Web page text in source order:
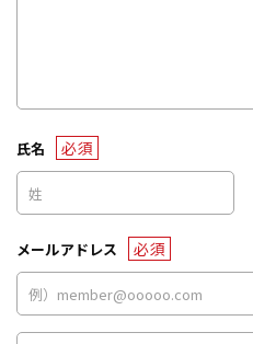
氏名 必須
メールアドレス 必須